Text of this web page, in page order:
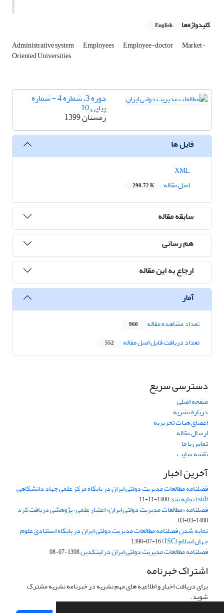
کلیدواژه‌ها English
Administrative system Employees Employee-doctor Market-
Oriented Universities
دوره 3، شماره 4 - شماره
پیاپی 10
زمستان 1399
فایل ها
اصل مقاله
290.72 K
سابقه مقاله
هم رسانی
ارجاع به این مقاله
آمار
تعداد مشاهده مقاله 960
تعداد دریافت فایل اصل مقاله 552
دسترسی سریع
صفحه اصلی
درباره نشریه
اعضای هیات تحریریه
ارسال مقاله
تماس با ما
نقشه سایت
آخرین اخبار
فصلنامه مطالعات مدیریت دولتی ایران در پایگاه مرکز علمی جهاد دانشگاهی
(sid) نمایه شد 1400-11-11
فصلنامه «مطالعات مدیریت دولتی ایران» اعتبار علمی-پژوهشی دریافت کرد
1400-03-03
نمایه شدن فصلنامه مطالعات مدیریت دولتی ایران در پایگاه استنادی علوم
جهان اسلام (ISC) 1398-07-16
فصلنامه مطالعات مدیریت دولتی ایران در لینکدین1398-07-08
اشتراک خبرنامه
برای دریافت اخبار و اطلاعیه های مهم نشریه در خبرنامه نشریه مشترک
شوید.